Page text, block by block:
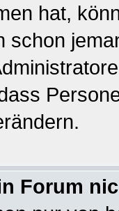
hat,
schon
Forum